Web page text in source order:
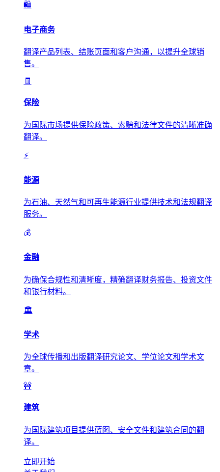
🛍️
电子商务
翻译产品列表、结账页面和客户沟通，以提升全球销
售。
🧾
保险
为国际市场提供保险政策、索赔和法律文件的清晰准确
翻译。
⚡
能源
为石油、天然气和可再生能源行业提供技术和法规翻译
服务。
💰
金融
为确保合规性和清晰度，精确翻译财务报告、投资文件
和银行材料。
🏛️
学术
为全球传播和出版翻译研究论文、学位论文和学术文
章。
🚧
建筑
为国际建筑项目提供蓝图、安全文件和建筑合同的翻
译。
立即开始